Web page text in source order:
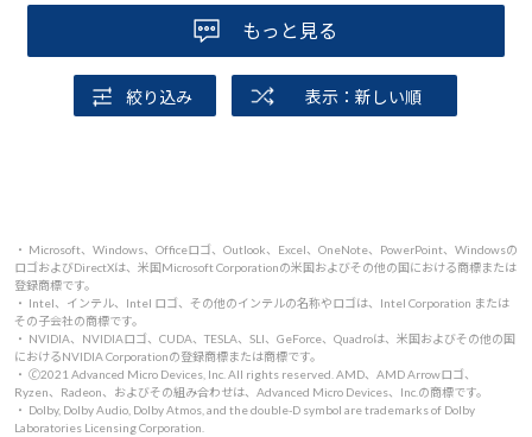
もっと見る
絞り込み 表示：新しい順
・ Microsoft、Windows、Officeロゴ、Outlook、Excel、OneNote、PowerPoint、Windowsの
ロゴおよびDirectXは、米国Microsoft Corporationの米国およびその他の国における商標または
登録商標です。
・ Intel、インテル、Intel ロゴ、その他のインテルの名称やロゴは、Intel Corporation または
その子会社の商標です。
・ NVIDIA、NVIDIAロゴ、CUDA、TESLA、SLI、GeForce、Quadroは、米国およびその他の国
におけるNVIDIA Corporationの登録商標または商標です。
・ 🄫2021 Advanced Micro Devices, Inc. All rights reserved. AMD、AMD Arrowロゴ、
Ryzen、Radeon、およびその組み合わせは、Advanced Micro Devices、Inc.の商標です。
・ Dolby, Dolby Audio, Dolby Atmos, and the double-D symbol are trademarks of Dolby
Laboratories Licensing Corporation.